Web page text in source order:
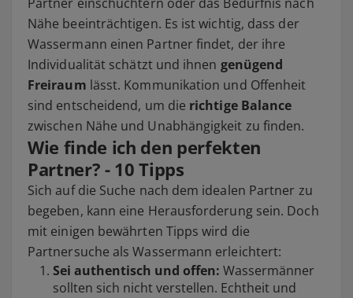
Nähe beeinträchtigen. Es ist wichtig, dass der
Wassermann einen Partner findet, der ihre
Individualität schätzt und ihnen genügend
Freiraum lässt. Kommunikation und Offenheit
sind entscheidend, um die richtige Balance
zwischen Nähe und Unabhängigkeit zu finden.
Wie finde ich den perfekten
Partner? - 10 Tipps
Sich auf die Suche nach dem idealen Partner zu
begeben, kann eine Herausforderung sein. Doch
mit einigen bewährten Tipps wird die
Partnersuche als Wassermann erleichtert:
Sei authentisch und offen: Wassermänner
sollten sich nicht verstellen. Echtheit und